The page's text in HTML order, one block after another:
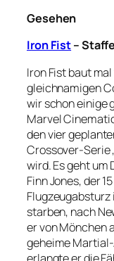
Gesehen
Iron Fist–
Iron Fist baut
gleichnamigen
wir schon einige
Marvel
den vier
Crossover-Serie
wird. Es geht um
Finn Jones, der
Flugzeugabsturz
starben, nach
er von Mönchen
geheime